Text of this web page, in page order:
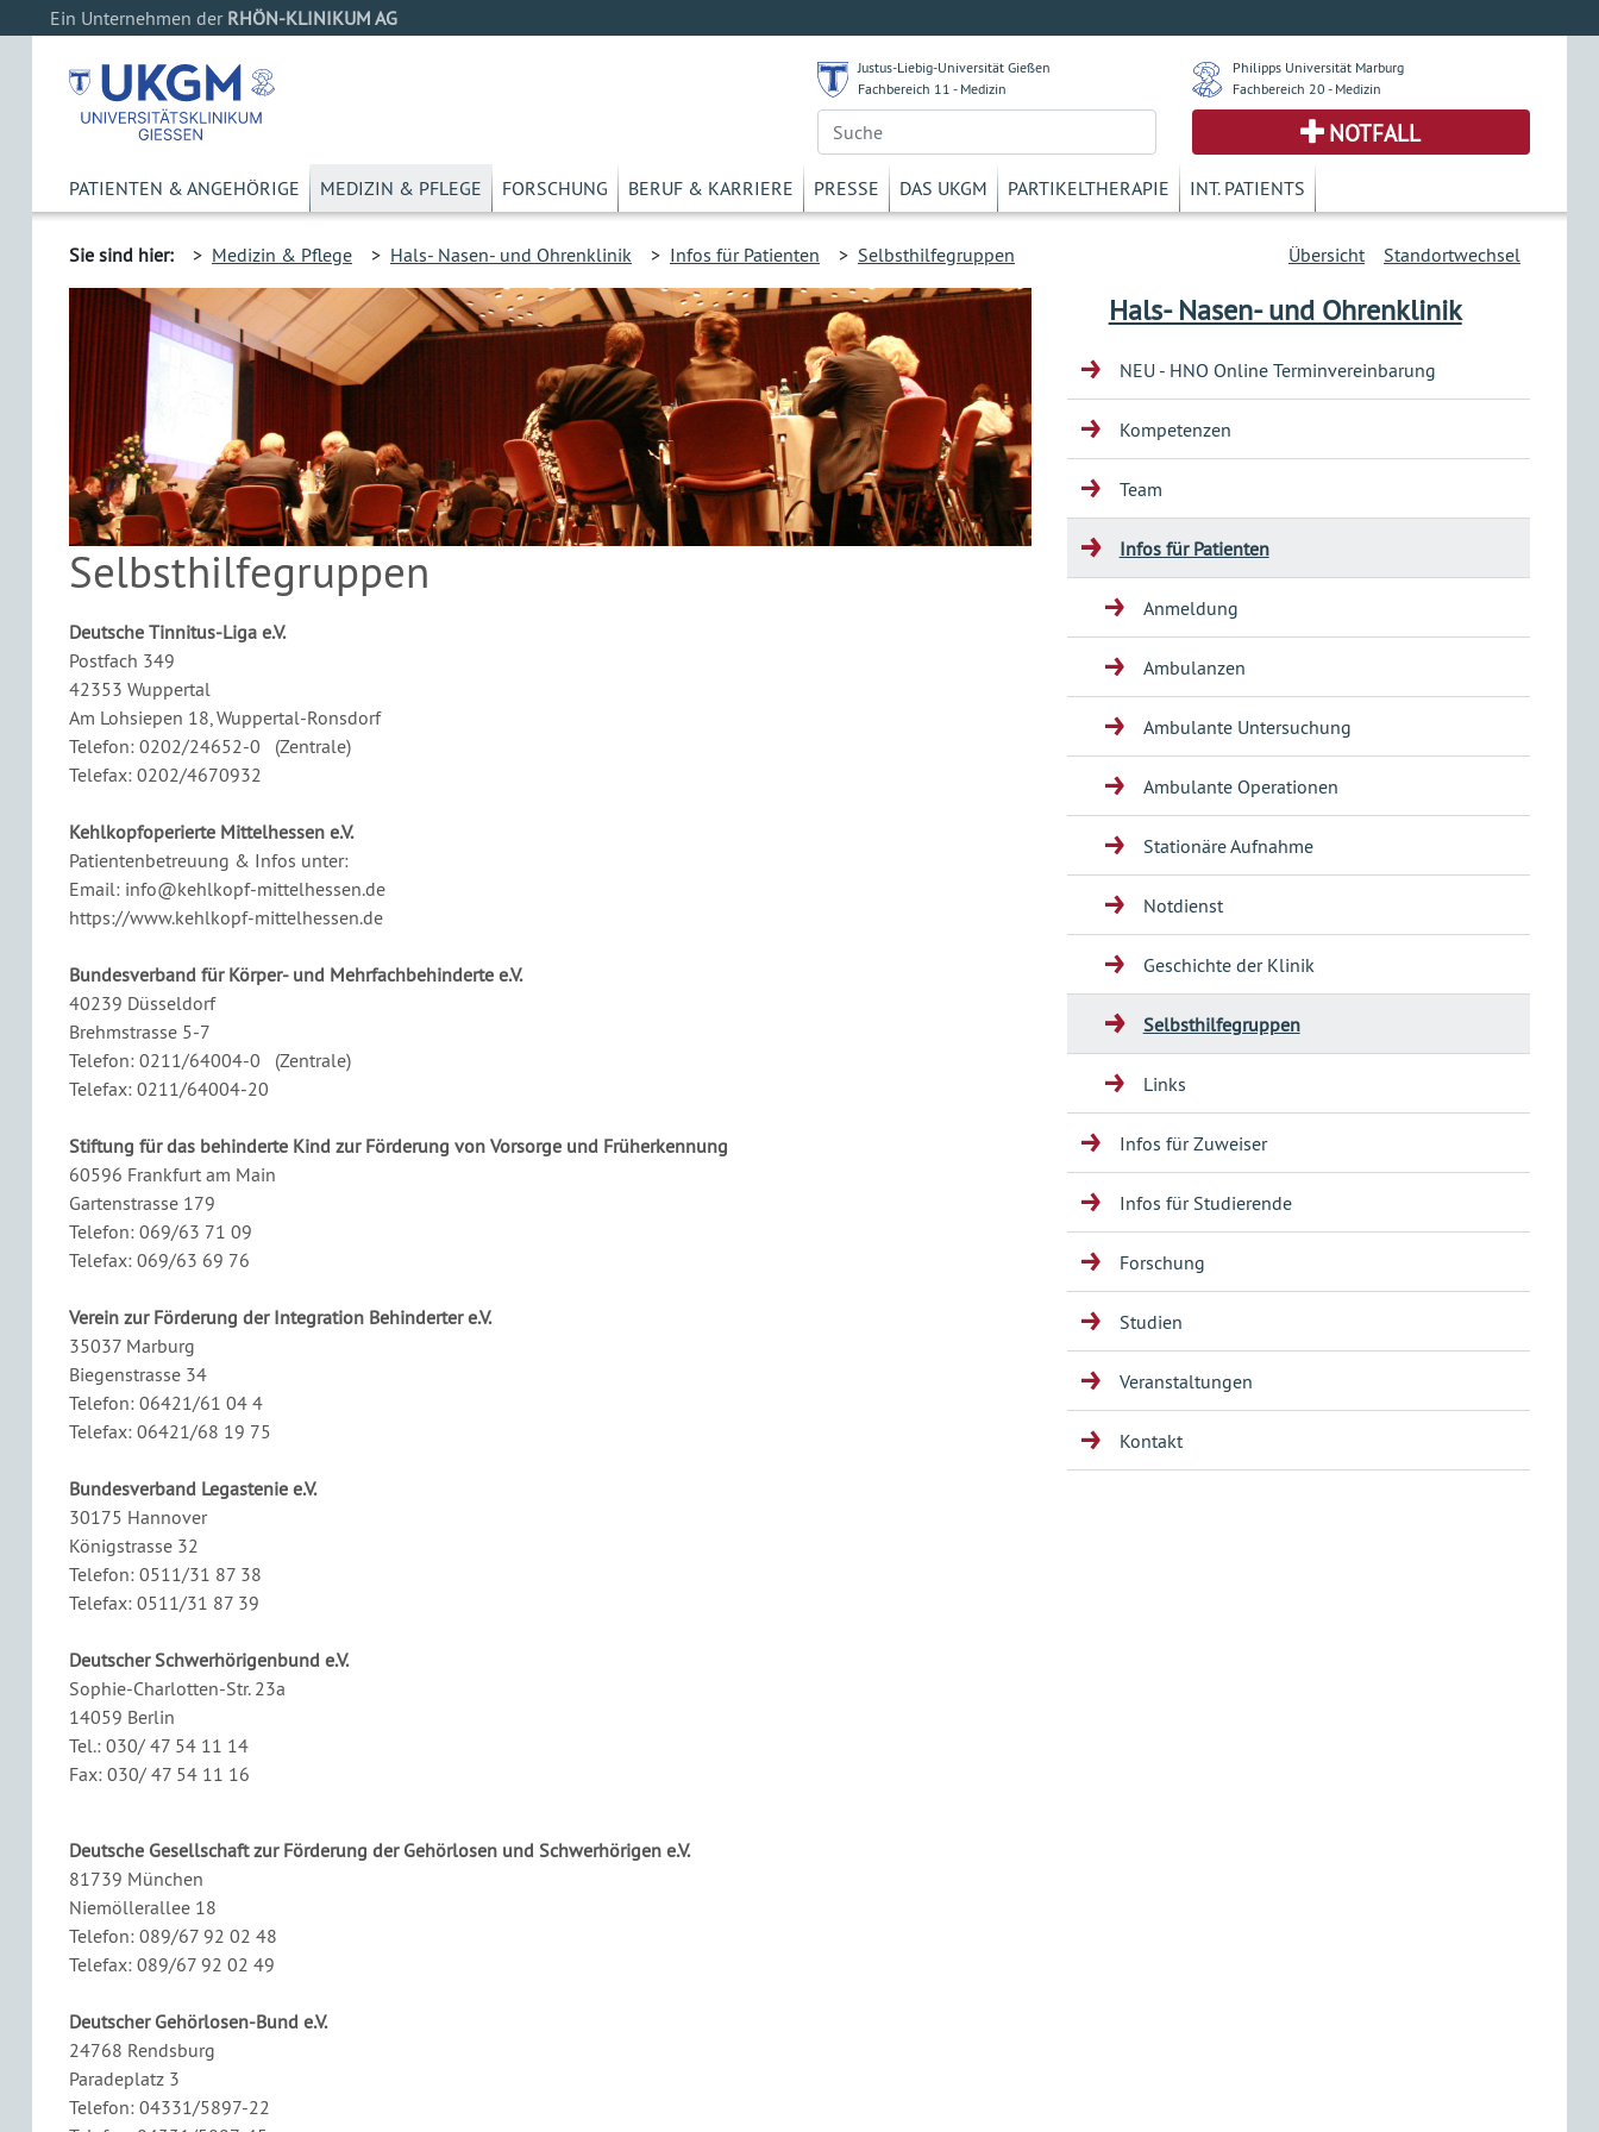
Ein Unternehmen der RHÖN-KLINIKUM AG
Justus-Liebig-Universität Gießen
Fachbereich 11 - Medizin
Philipps Universität Marburg
Fachbereich 20 - Medizin
NOTFALL
PATIENTEN & ANGEHÖRIGE MEDIZIN & PFLEGE FORSCHUNG BERUF & KARRIERE PRESSE DAS UKGM PARTIKELTHERAPIE INT. PATIENTS
Sie sind hier: > Medizin & Pflege > Hals- Nasen- und Ohrenklinik > Infos für Patienten > Selbsthilfegruppen Standortwechsel
Übersicht
Selbsthilfegruppen
Deutsche Tinnitus-Liga e.V.
Postfach 349
42353 Wuppertal
Am Lohsiepen 18, Wuppertal-Ronsdorf
Telefon: 0202/24652-0 (Zentrale)
Telefax: 0202/4670932
Kehlkopfoperierte Mittelhessen e.V.
Patientenbetreuung & Infos unter:
Email: info@kehlkopf-mittelhessen.de
https://www.kehlkopf-mittelhessen.de
Bundesverband für Körper- und Mehrfachbehinderte e.V.
40239 Düsseldorf
Brehmstrasse 5-7
Telefon: 0211/64004-0 (Zentrale)
Telefax: 0211/64004-20
Stiftung für das behinderte Kind zur Förderung von Vorsorge und Früherkennung
60596 Frankfurt am Main
Gartenstrasse 179
Telefon: 069/63 71 09
Telefax: 069/63 69 76
Verein zur Förderung der Integration Behinderter e.V.
35037 Marburg
Biegenstrasse 34
Telefon: 06421/61 04 4
Telefax: 06421/68 19 75
Bundesverband Legastenie e.V.
30175 Hannover
Königstrasse 32
Telefon: 0511/31 87 38
Telefax: 0511/31 87 39
Deutscher Schwerhörigenbund e.V.
Sophie-Charlotten-Str. 23a
14059 Berlin
Tel.: 030/ 47 54 11 14
Fax: 030/ 47 54 11 16
Deutsche Gesellschaft zur Förderung der Gehörlosen und Schwerhörigen e.V.
81739 München
Niemöllerallee 18
Telefon: 089/67 92 02 48
Telefax: 089/67 92 02 49
Deutscher Gehörlosen-Bund e.V.
24768 Rendsburg
Paradeplatz 3
Telefon: 04331/5897-22
Hals- Nasen- und Ohrenklinik
NEU - HNO Online Terminvereinbarung
Kompetenzen
Team
Infos für Patienten
Anmeldung
Ambulanzen
Ambulante Untersuchung
Ambulante Operationen
Stationäre Aufnahme
Notdienst
Geschichte der Klinik
Selbsthilfegruppen
Links
Infos für Zuweiser
Infos für Studierende
Forschung
Studien
Veranstaltungen
Kontakt